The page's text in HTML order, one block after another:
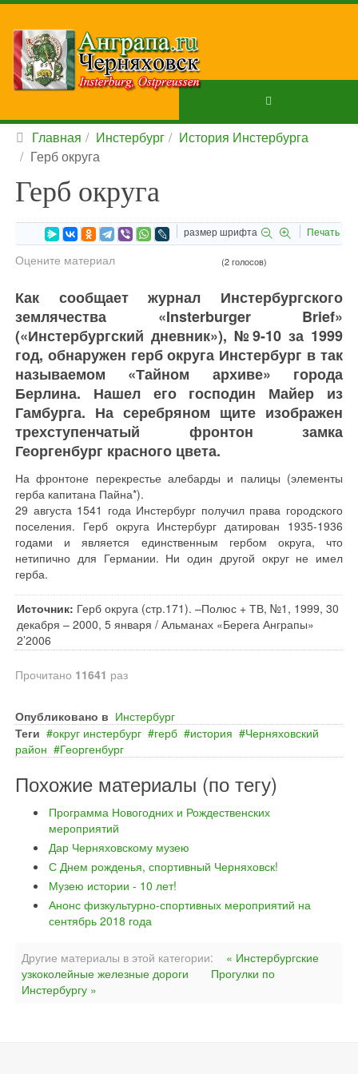
Главная Инстербург
История Инстербурга
Герб округа
Герб округа
размер шрифта Печать
Оцените материал (2 голосов)
Как сообщает журнал Инстербургского
землячества «Insterburger Brief»
(«Инстербургский дневник»), №9-10 за 1999
год, обнаружен герб округа Инстербург в так
называемом «Тайном архиве» города
Берлина. Нашел его господин Майер из
Гамбурга. На серебряном щите изображен
трехступенчатый фронтон замка
Георгенбург красного цвета.
На фронтоне перекрестье алебарды и палицы (элементы
герба капитана Пайна*).
29 августа 1541 года Инстербург получил права городского
поселения. Герб округа Инстербург датирован 1935-1936
годами и является единственным гербом округа, что
нетипично для Германии. Ни один другой округ не имел
герба.
Источник: Герб округа (стр.171). –Полюс + ТВ, №1, 1999, 30
декабря – 2000, 5 января / Альманах «Берега Анграпы»
2’2006
Прочитано 11641 раз
Опубликовано в Инстербург
Теги
округ инстербург герб история
Черняховский
район
Георгенбург
Похожие материалы (по тегу)
Программа Новогодних и Рождественских
мероприятий
Дар Черняховскому музею
С Днем рожденья, спортивный Черняховск!
Музею истории - 10 лет!
Анонс физкультурно-спортивных мероприятий на
сентябрь 2018 года
Другие материалы в этой категории:
« Инстербургские
узкоколейные железные дороги
Прогулки по
Инстербургу »